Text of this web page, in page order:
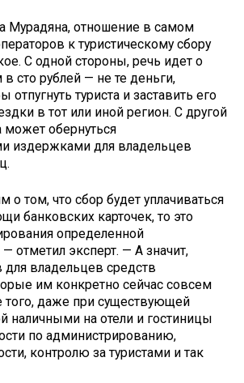
Мурадяна, отношение в самом
к туристическому сбору
С одной стороны, речь идет о
сто рублей — не те деньги,
туриста и заставить его
в тот или иной регион. С другой
может обернуться
издержками для владельцев
о том, что сбор будет уплачиваться
банковских карточек, то это
определенной
отметил эксперт. — А значит,
для владельцев средств
им конкретно сейчас совсем
даже при существующей
наличными на отели и гостиницы
по администрированию,
контролю за туристами и так